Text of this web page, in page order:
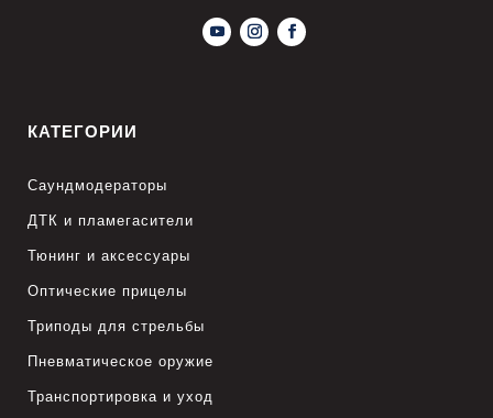
КАТЕГОРИИ
Саундмодераторы
ДТК и пламегасители
Тюнинг и аксессуары
Оптические прицелы
Триподы для стрельбы
Пневматическое оружие
Транспортировка и уход